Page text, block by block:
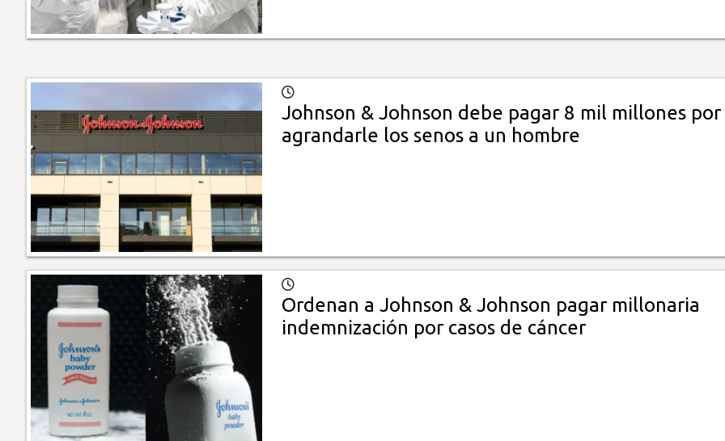
Johnson & Johnson debe pagar 8 mil millones por
agrandarle los senos a un hombre
Ordenan a Johnson & Johnson pagar millonaria
indemnización por casos de cáncer